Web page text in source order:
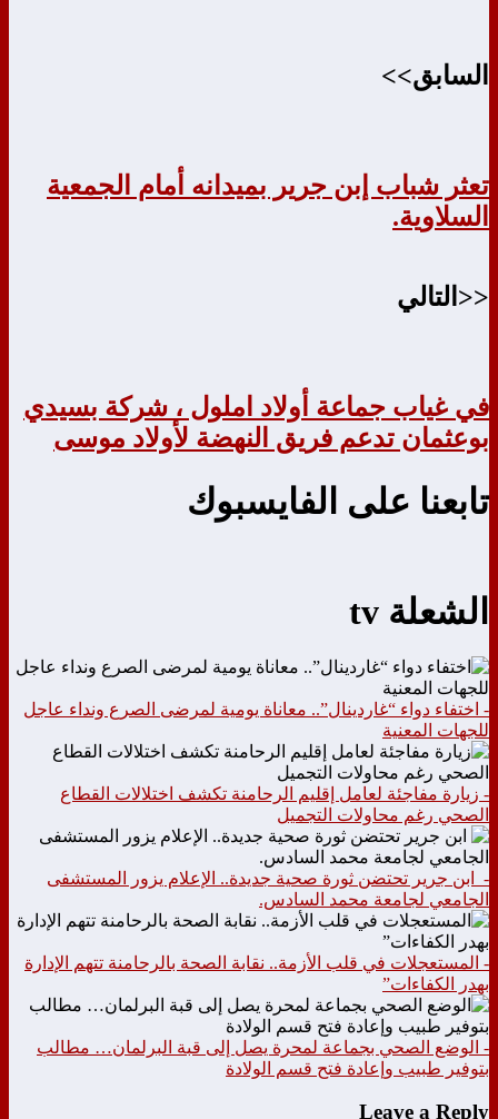
السابق>>
تعثر شباب إبن جرير بميدانه أمام الجمعية
السلاوية.
<<التالي
في غياب جماعة أولاد املول ، شركة بسيدي
بوعثمان تدعم فريق النهضة لأولاد موسى
تابعنا على الفايسبوك
الشعلة tv
- اختفاء دواء “غاردينال”.. معاناة يومية لمرضى الصرع ونداء عاجل
للجهات المعنية
- زيارة مفاجئة لعامل إقليم الرحامنة تكشف اختلالات القطاع
الصحي رغم محاولات التجميل
- ابن جرير تحتضن ثورة صحية جديدة.. الإعلام يزور المستشفى
الجامعي لجامعة محمد السادس.
- المستعجلات في قلب الأزمة.. نقابة الصحة بالرحامنة تتهم الإدارة
بهدر الكفاءات”
- الوضع الصحي بجماعة لمحرة يصل إلى قبة البرلمان… مطالب
بتوفير طبيب وإعادة فتح قسم الولادة
Leave a Reply